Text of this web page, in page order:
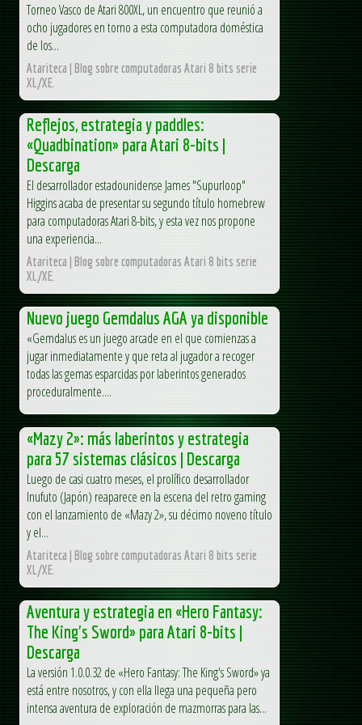
Torneo Vasco de Atari 800XL, un encuentro que reunió a
ocho jugadores en torno a esta computadora doméstica
de los...
Atariteca | Blog sobre computadoras Atari 8 bits serie
XL/XE.
Reflejos, estrategia y paddles:
«Quadbination» para Atari 8-bits |
Descarga
El desarrollador estadounidense James "Supurloop"
Higgins acaba de presentar su segundo título homebrew
para computadoras Atari 8-bits, y esta vez nos propone
una experiencia...
Atariteca | Blog sobre computadoras Atari 8 bits serie
XL/XE.
Nuevo juego Gemdalus AGA ya disponible
«Gemdalus es un juego arcade en el que comienzas a
jugar inmediatamente y que reta al jugador a recoger
todas las gemas esparcidas por laberintos generados
proceduralmente....
«Mazy 2»: más laberintos y estrategia
para 57 sistemas clásicos | Descarga
Luego de casi cuatro meses, el prolífico desarrollador
Inufuto (Japón) reaparece en la escena del retro gaming
con el lanzamiento de «Mazy 2», su décimo noveno título
y el...
Atariteca | Blog sobre computadoras Atari 8 bits serie
XL/XE.
Aventura y estrategia en «Hero Fantasy:
The King's Sword» para Atari 8-bits |
Descarga
La versión 1.0.0.32 de «Hero Fantasy: The King's Sword» ya
está entre nosotros, y con ella llega una pequeña pero
intensa aventura de exploración de mazmorras para las...